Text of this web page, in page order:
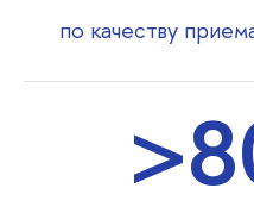
по качеству